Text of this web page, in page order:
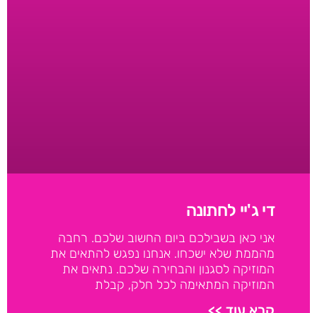
די ג'יי לחתונה
אני כאן בשבילכם ביום החשוב שלכם. רחבה
מהממת שלא ישכחו. אנחנו נפגש להתאים את
המוזיקה לסגנון והבחירה שלכם. נתאים את
המוזיקה המתאימה לכל חלק, קבלת